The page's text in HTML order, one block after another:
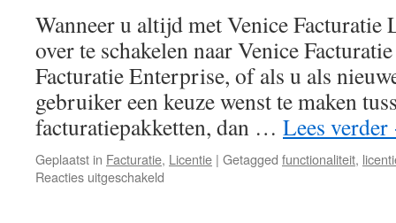
Wanneer u altijd met Venice Facturatie
over te schakelen naar Venice
Facturatie Enterprise, of als u als
gebruiker een keuze wenst te maken
facturatiepakketten, dan … Lees verder
Geplaatst in Facturatie, Licentie | Getagged functionaliteit,
Reacties uitgeschakeld